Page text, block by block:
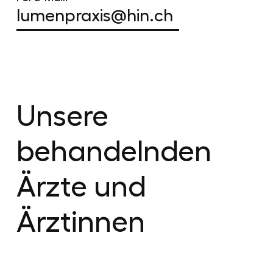
lumenpraxis@hin.ch
Unsere
behandelnden
Ärzte und
Ärztinnen